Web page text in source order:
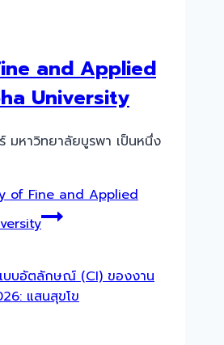
and Applied
University
มหาวิทยาลัยบูรพา เป็นหนึ่ง
of Fine and Applied